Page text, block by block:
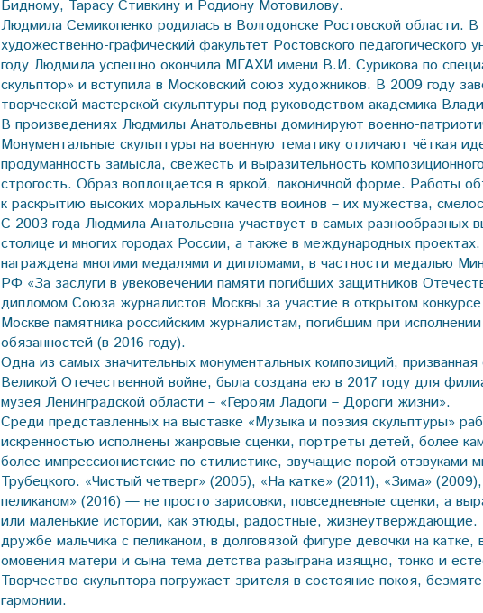
Бидному, Тарасу Стивкину и Родиону Мотовилову.
Людмила Семикопенко родилась в Волгодонске Ростовской области. В
художественно-графический факультет Ростовского педагогического
году Людмила успешно окончила МГАХИ имени В.И. Сурикова по
скульптор» и вступила в Московский союз художников. В 2009 году
творческой мастерской скульптуры под руководством академика
В произведениях Людмилы Анатольевны доминируют военно-
Монументальные скульптуры на военную тематику отличают чёткая
продуманность замысла, свежесть и выразительность
строгость. Образ воплощается в яркой, лаконичной форме. Работы
к раскрытию высоких моральных качеств воинов – их мужества,
С 2003 года Людмила Анатольевна участвует в самых разнообразных
столице и многих городах России, а также в международных проектах.
награждена многими медалями и дипломами, в частности медалью
РФ «За заслуги в увековечении памяти погибших защитников
дипломом Союза журналистов Москвы за участие в открытом
Москве памятника российским журналистам, погибшим при
обязанностей (в 2016 году).
Одна из самых значительных монументальных композиций, призванная
Великой Отечественной войне, была создана ею в 2017 году для
музея Ленинградской области – «Героям Ладоги – Дороги жизни».
Среди представленных на выставке «Музыка и поэзия скульптуры»
искренностью исполнены жанровые сценки, портреты детей, более
более импрессионистские по стилистике, звучащие порой отзвуками
Трубецкого. «Чистый четверг» (2005), «На катке» (2011), «Зима»
пеликаном» (2016) — не просто зарисовки, повседневные сценки, а
или маленькие истории, как этюды, радостные,
дружбе мальчика с пеликаном, в долговязой фигуре девочки на катке,
омовения матери и сына тема детства разыграна изящно, тонко и
Творчество скульптора погружает зрителя в состояние покоя,
гармонии.